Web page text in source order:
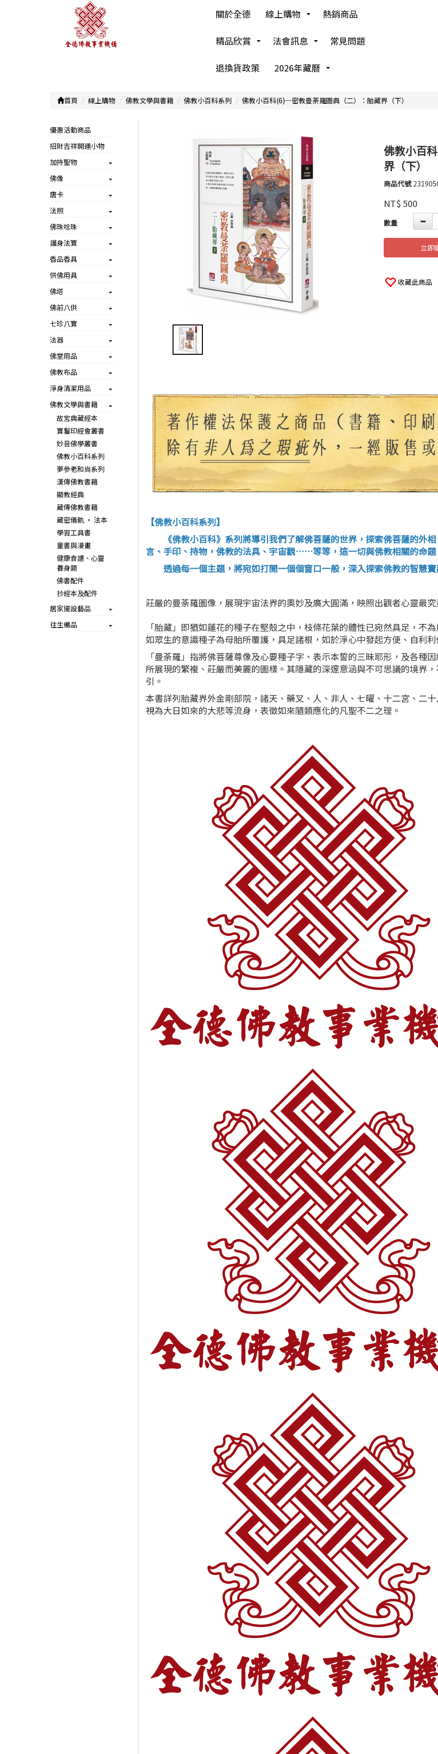
關於全德 線上購物 熱銷商品
精品欣賞 法會訊息 常見問題
退換貨政策 2026年藏曆
首頁 線上購物 佛教文學與書籍 佛教小百科系列 佛教小百科(6)─密教曼荼羅圖典（二）：胎藏界（下）
優惠活動商品
招財吉祥開運小物
加持聖物
佛像
唐卡
法照
佛珠唸珠
護身法寶
香品香具
供佛用具
佛塔
佛前八供
七珍八寶
法器
佛堂用品
佛教布品
淨身清潔用品
佛教文學與書籍
故宮典藏經本
寶鬘印經會叢書
妙音佛學叢書
佛教小百科系列
夢參老和尚系列
漢傳佛教書籍
顯教經典
藏傳佛教書籍
藏密儀軌 ‧ 法本
學習工具書
童書與漫畫
健康食譜、心靈
養身類
佛書配件
抄經本及配件
居家擺設藝品
往生備品
佛教小百
界（下）
商品代號
品牌
紅
螞
蟻
NT$ 500
數量
立即
收藏此商品
【佛教小百科系列】
《佛教小百科》系列將導引我們了解佛菩薩的世界，探索佛菩薩的外
言、手印、持物，佛教的法具、宇宙觀……等等，這一切與佛教相關的命
透過每一個主題，將宛如打開一個個窗口一般，深入探索佛教的智慧寶
莊嚴的曼荼羅圖像，展現宇宙法界的奧妙及廣大圓滿，映照出觀者心靈最
「胎藏」即猶如蓮花的種子在堅殼之中，枝條花葉的體性已宛然具足，不
如眾生的意識種子為母胎所覆護，具足諸根，如於淨心中發起方便、自利
「曼荼羅」指將佛菩薩尊像及心要種子字、表示本誓的三昧耶形，及各種
所展現的繁複、莊嚴而美麗的圖樣。其隱藏的深邃意涵與不可思議的境界
引。
本書詳列胎藏界外金剛部院，諸天、藥叉、人、非人、七曜、十二宮、二
視為大日如來的大悲等流身，表徵如來隨類應化的凡聖不二之理。